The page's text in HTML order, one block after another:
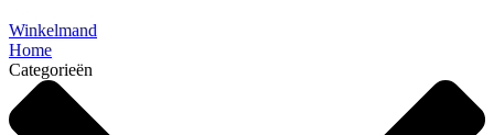
Winkelmand
Home
Categorieën